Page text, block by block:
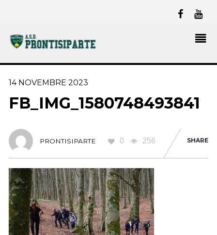
14 NOVEMBRE 2023
FB_IMG_1580748493841
PRONTISIPARTE 0 256 SHARE